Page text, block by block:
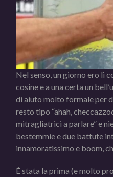
Nel senso, un giorno ero lì
cosine e a una certa un
di aiuto molto formale per
resto tipo “ahah,
mitragliatrici a parlare” e
bestemmie e due battute
innamoratissimo e boom,
È stata la prima (e molto